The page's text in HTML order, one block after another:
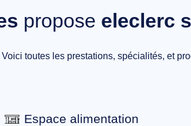
propose eleclerc
Voici toutes les prestations, spécialités, et
Espace alimentation